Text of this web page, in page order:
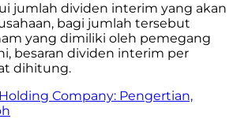
jumlah dividen interim yang akan
bagi jumlah tersebut
yang dimiliki oleh pemegang
besaran dividen interim per
dihitung.
Company: Pengertian,